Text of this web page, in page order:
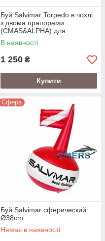
Буй Salvimar Torpedo в чохлі
з двома прапорами
(CMAS&ALPHA) для
підводного полювання
В наявності
1 250 ₴
Купити
Сфера
Буй Salvimar сферический
Ø38cm
Немає в наявності